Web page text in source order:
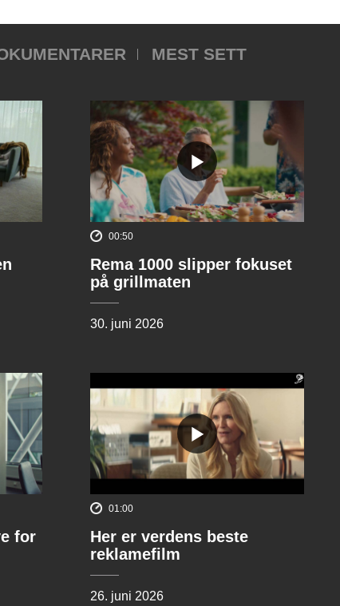
MEST SETT
00:50
Rema 1000 slipper fokuset
på grillmaten
30. juni 2026
for
01:00
Her er verdens beste
reklamefilm
26. juni 2026